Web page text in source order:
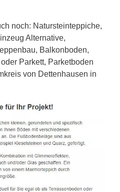
noch: Natursteinteppiche,
Alternative,
Balkonboden,
Parkett, Parketboden
von Dettenhausen in